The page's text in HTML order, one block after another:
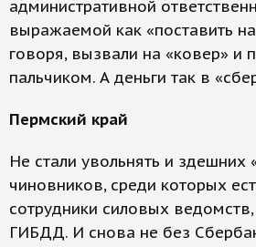
административной
выражаемой как «поставить
говоря, вызвали на «ковер» и
пальчиком. А деньги так в
Пермский край
Не стали увольнять и здешних
чиновников, среди которых
сотрудники силовых
ГИБДД. И снова не без